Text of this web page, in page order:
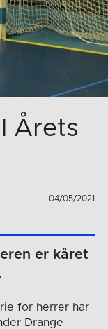
Årets
04/05/2021
er kåret
for herrer har
Drange